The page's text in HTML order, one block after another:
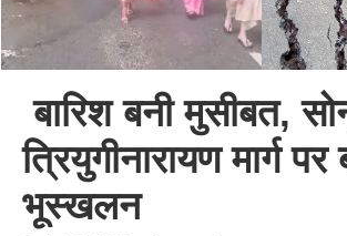
बारिश बनी मुसीबत,
त्रियुगीनारायण मार्ग पर
भूस्खलन